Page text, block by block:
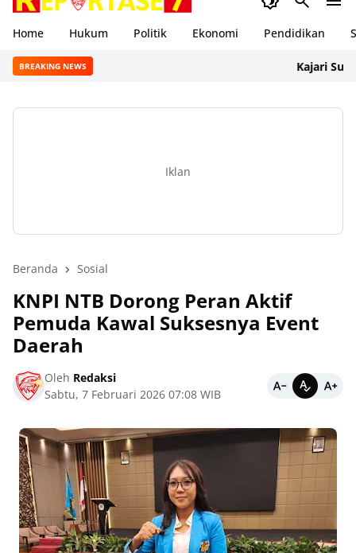
Home Hukum Politik Ekonomi Pendidikan
BREAKING NEWS Kajari
Iklan
Beranda Sosial
KNPI NTB Dorong Peran Aktif
Pemuda Kawal Suksesnya Event
Daerah
Oleh Redaksi
Sabtu, 7 Februari 2026 07:08 WIB